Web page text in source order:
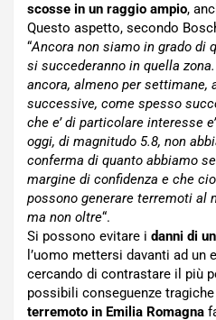
scosse in un raggio ampio,
Questo aspetto, secondo
“Ancora non siamo in grado di
si succederanno in quella
ancora, almeno per settimane,
successive, come spesso
che e’ di particolare interesse
oggi, di magnitudo 5.8, non
conferma di quanto abbiamo
margine di confidenza e che
possono generare terremoti al
ma non oltre“.
Si possono evitare i danni di
l’uomo mettersi davanti ad un
cercando di contrastare il più
possibili conseguenze tragiche
terremoto in Emilia Romagna